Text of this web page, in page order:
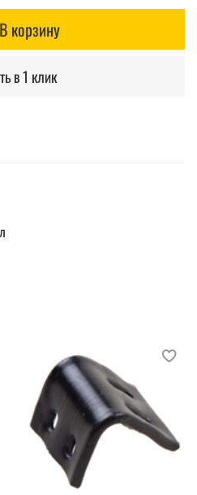
В корзину
в 1 клик